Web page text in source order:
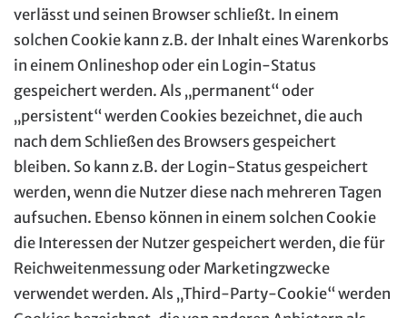
verlässt und seinen Browser schließt. In einem
solchen Cookie kann z.B. der Inhalt eines Warenkorbs
in einem Onlineshop oder ein Login-Status
gespeichert werden. Als „permanent“ oder
„persistent“ werden Cookies bezeichnet, die auch
nach dem Schließen des Browsers gespeichert
bleiben. So kann z.B. der Login-Status gespeichert
werden, wenn die Nutzer diese nach mehreren Tagen
aufsuchen. Ebenso können in einem solchen Cookie
die Interessen der Nutzer gespeichert werden, die für
Reichweitenmessung oder Marketingzwecke
verwendet werden. Als „Third-Party-Cookie“ werden